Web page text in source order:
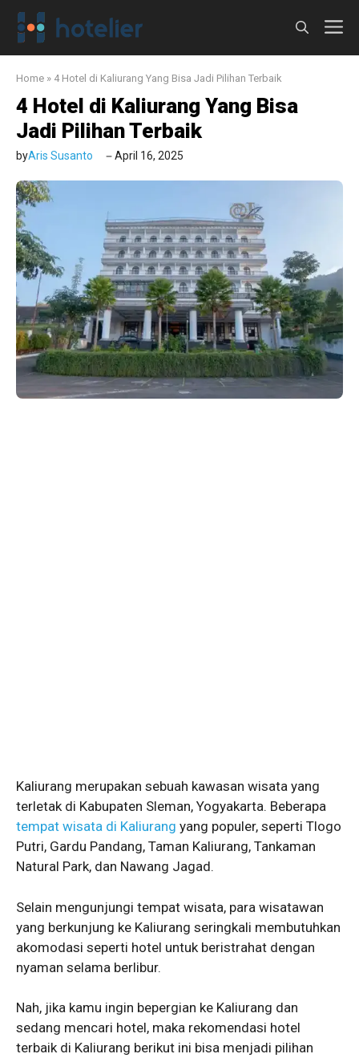
Langsung
Home » 4 Hotel di Kaliurang Yang Bisa Jadi Pilihan Terbaik
4 Hotel di Kaliurang Yang Bisa
Jadi Pilihan Terbaik
byAris Susanto April 16, 2025
Kaliurang merupakan sebuah kawasan wisata yang
terletak di Kabupaten Sleman, Yogyakarta. Beberapa
tempat wisata di Kaliurang yang populer, seperti Tlogo
Putri, Gardu Pandang, Taman Kaliurang, Tankaman
Natural Park, dan Nawang Jagad.
Selain mengunjungi tempat wisata, para wisatawan
yang berkunjung ke Kaliurang seringkali membutuhkan
akomodasi seperti hotel untuk beristrahat dengan
nyaman selama berlibur.
Nah, jika kamu ingin bepergian ke Kaliurang dan
sedang mencari hotel, maka rekomendasi hotel
terbaik di Kaliurang berikut ini bisa menjadi pilihan